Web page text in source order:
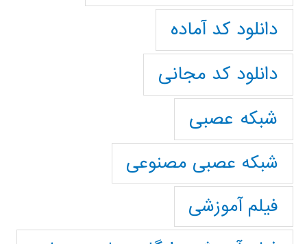
دانلود کد آماده
دانلود کد مجانی
شبکه عصبی
شبکه عصبی مصنوعی
فیلم آموزشی